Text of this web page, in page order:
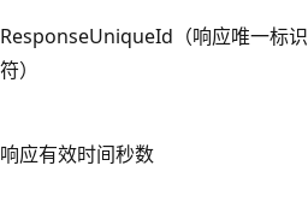
ResponseUniqueId（响应唯一标识
符）
响应有效时间秒数